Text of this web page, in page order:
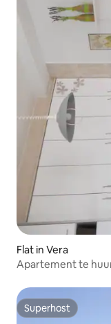
Flat in Vera
Apartement te
Superhost
Superhost